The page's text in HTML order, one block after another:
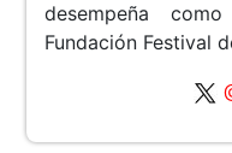
desempeña
Fundación Festival